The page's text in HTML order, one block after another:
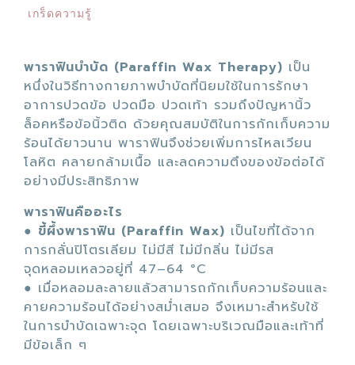
เกร็ดความรู้
พาราฟินบำบัด (Paraffin Wax Therapy) เป็น
หนึ่งในวิธีทางกายภาพบำบัดที่นิยมใช้ในการรักษา
อาการปวดข้อ ปวดมือ ปวดเท้า รวมถึงปัญหานิ้ว
ล็อคหรือข้อนิ้วติด ด้วยคุณสมบัติในการกักเก็บความ
ร้อนได้ยาวนาน พาราฟินจึงช่วยเพิ่มการไหลเวียน
โลหิต คลายกล้ามเนื้อ และลดความตึงของข้อต่อได้
อย่างมีประสิทธิภาพ
พาราฟินคืออะไร
● ขี้ผึ้งพาราฟิน (Paraffin Wax) เป็นไขที่ได้จาก
การกลั่นปิโตรเลียม ไม่มีสี ไม่มีกลิ่น ไม่มีรส
จุดหลอมเหลวอยู่ที่ 47–64 °C
● เมื่อหลอมละลายแล้วสามารถกักเก็บความร้อนและ
คายความร้อนได้อย่างสม่ำเสมอ จึงเหมาะสำหรับใช้
ในการบำบัดเฉพาะจุด โดยเฉพาะบริเวณมือและเท้าที่
มีข้อเล็ก ๆ